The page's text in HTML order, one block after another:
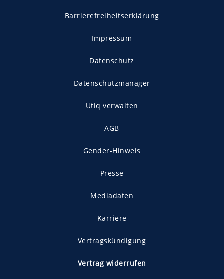
Barrierefreiheitserklärung
Impressum
Datenschutz
Datenschutzmanager
Utiq verwalten
AGB
Gender-Hinweis
Presse
Mediadaten
Karriere
Vertragskündigung
Vertrag widerrufen